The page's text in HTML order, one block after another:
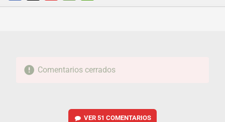
FACEBOOKTWITTERFLIPBOARD
E-
WHATSAPP
Comentarios cerrados
VER 51 COMENTARIOS